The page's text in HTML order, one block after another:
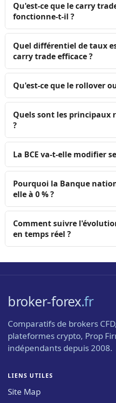
Qu'est-ce que le carry
fonctionne-t-il ?
Quel différentiel de taux
carry trade efficace ?
Qu'est-ce que le rollover
Quels sont les principaux
?
La BCE va-t-elle modifier
Pourquoi la Banque
elle à 0 % ?
Comment suivre
en temps réel ?
broker-forex.fr
Comparatifs de brokers
plateformes crypto, Prop
indépendants depuis 2008.
LIENS UTILES
Site Map